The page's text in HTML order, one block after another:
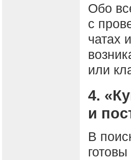
Обо
с
чатах
или
4.
и
В